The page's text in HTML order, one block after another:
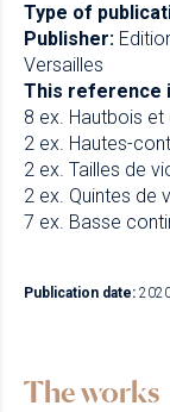
Type of
Publisher:
Versailles
This reference
8 ex. Hautbois
2 ex. Hautes-
2 ex. Tailles de
2 ex. Quintes de
7 ex. Basse
Publication date:
The works